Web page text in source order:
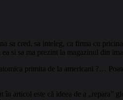
sa cred, sa inteleg, ca firma cu
si sa ma prezint la magazinul din
primita de la americani ?…
în articol este că ideea de a